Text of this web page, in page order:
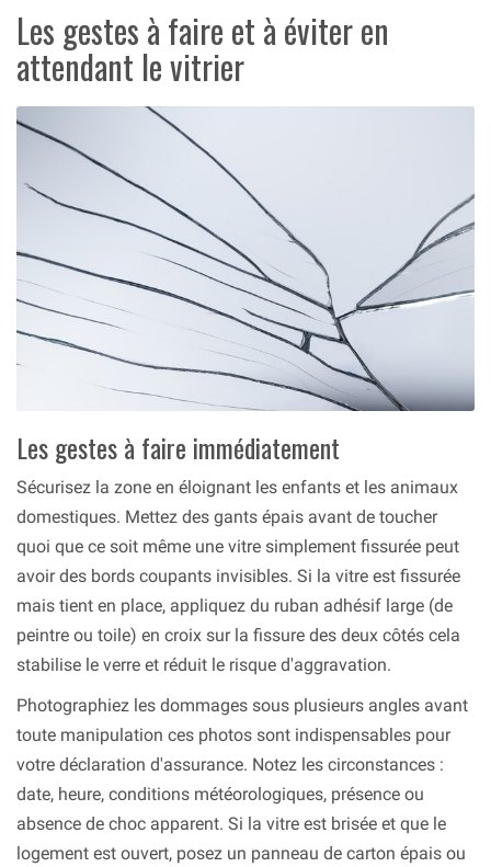
Les gestes à faire et à éviter en
attendant le vitrier
Les gestes à faire immédiatement
Sécurisez la zone en éloignant les enfants et les animaux
domestiques. Mettez des gants épais avant de toucher
quoi que ce soit même une vitre simplement fissurée peut
avoir des bords coupants invisibles. Si la vitre est fissurée
mais tient en place, appliquez du ruban adhésif large (de
peintre ou toile) en croix sur la fissure des deux côtés cela
stabilise le verre et réduit le risque d'aggravation.
Photographiez les dommages sous plusieurs angles avant
toute manipulation ces photos sont indispensables pour
votre déclaration d'assurance. Notez les circonstances :
date, heure, conditions météorologiques, présence ou
absence de choc apparent. Si la vitre est brisée et que le
logement est ouvert, posez un panneau de carton épais ou